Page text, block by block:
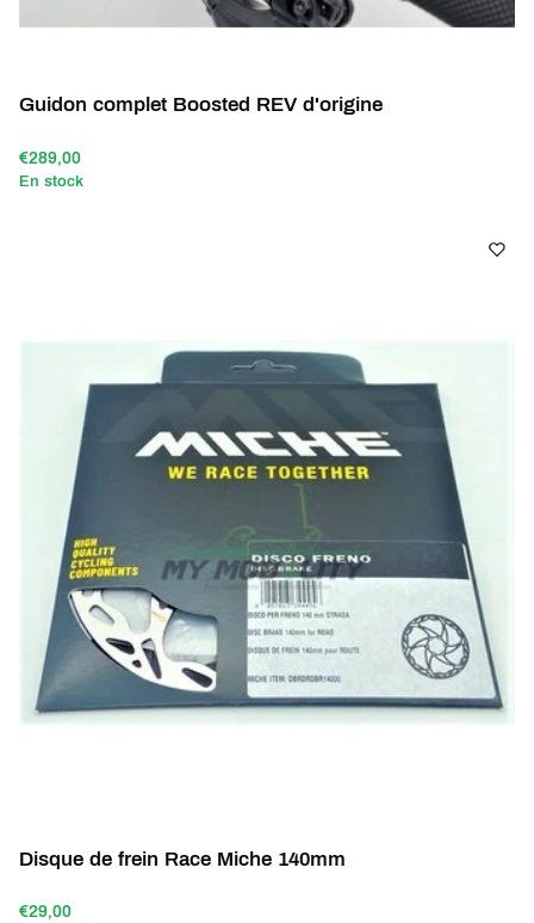
Guidon complet Boosted REV d'origine
€289,00
En stock
Disque de frein Race Miche 140mm
€29,00